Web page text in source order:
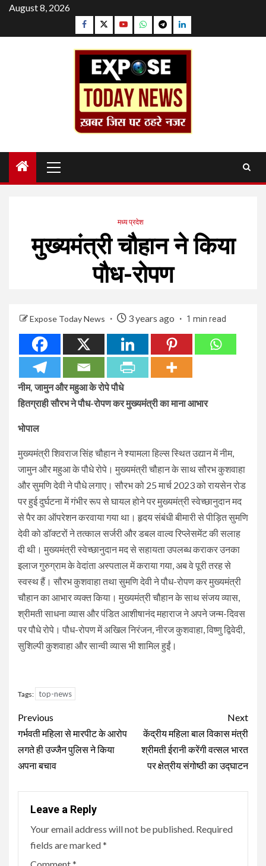
Skip
content
August 8, 2026
Facebook
TwitterYouTubeWhatsapp
TelegramLinkedin
Menu
मध्य प्रदेश
मुख्यमंत्री चौहान ने किया
पौध-रोपण
Expose Today News 3 years ago 1 min read
नीम, जामुन और महुआ के रोपे पौधे
हितग्राही सौरभ ने पौध-रोपण कर मुख्यमंत्री का माना आभार
भोपाल
मुख्यमंत्री शिवराज सिंह चौहान ने श्यामला हिल्स स्थित उद्यान में नीम,
जामुन और महुआ के पौधे रोपे। मुख्यमंत्री चौहान के साथ सौरभ कुशवाहा
और सुमणि देवी ने पौधे लगाए। सौरभ को 25 मार्च 2023 को रायसेन रोड
पर हुई दुर्घटना में गंभीर रूप से घायल होने पर मुख्यमंत्री स्वेच्छानुदान मद
से पैर का ऑपरेशन करवाया गया था। हृदय संबंधी बीमारी से पीड़ित सुमणि
देवी को डॉक्टरों ने तत्काल सर्जरी और डबल वाल्व रिप्लेसमेंट की सलाह
दी थी। मुख्यमंत्री स्वेच्छानुदान मद से सहायता उपलब्ध कराकर उनका
इलाज गुरुग्राम के वेदांता अस्पताल में कराया गया, अब वे पूरी तरह से
स्वस्थ हैं। सौरभ कुशवाहा तथा सुमणि देवी ने पौध-रोपण कर मुख्यमंत्री
चौहान का आभार व्यक्त किया। मुख्यमंत्री चौहान के साथ संजय व्यास,
श्रीमती साधना व्यास और पंडित आशीषानंद महाराज ने अपने जन्म-दिवस
पर पौधे रोपे। पौध-रोपण में अखिल निरंजन, नीरज कुशवाहा, विष्णु द्विवेदी,
सुशिल्पी कुशवाहा और सान्वी व्यास भी शामिल हुईं।
Tags: top-news
Continue
Reading
Previous
गर्भवती महिला से मारपीट के आरोप
लगते ही उज्जैन पुलिस ने किया
अपना बचाव
Next
केंद्रीय महिला बाल विकास मंत्री
श्रीमती ईरानी करेंगी वत्सल भारत
पर क्षेत्रीय संगोष्ठी का उद्घाटन
Leave a Reply
Your email address will not be published. Required
fields are marked*